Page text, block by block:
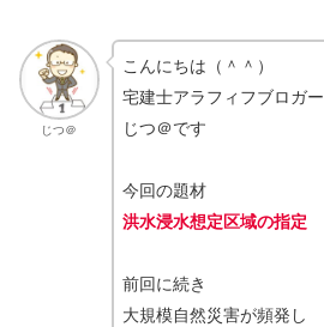
じつ＠
こんにちは（＾＾）
宅建士アラフィフブロガー
じつ＠です
今回の題材
洪水浸水想定区域の指定
前回に続き
大規模自然災害が頻発し